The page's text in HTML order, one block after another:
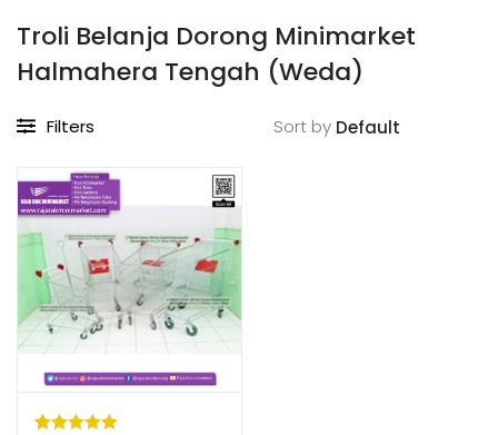
Troli Belanja Dorong Minimarket
Halmahera Tengah (Weda)
Filters Sort by